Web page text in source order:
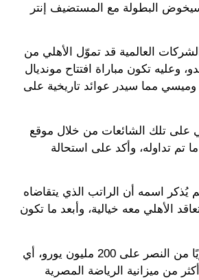
البطولة مع المستضيف إنتر
العالمية قد تموّل الأهلي من
وعليه تكون مباراة افتتاح مونديال
وميسي مما سيدر عوائد تاريخية على
على تلك الشائعات من خلال موقع
تم تداوله، وأكد على استحالة
يُذكر اسمه أن الراتب الذي يتقاضاه
الأهلي معه خيالية، وأبعد ما تكون
ويحصل رونالدو سنويًا من النصر على 200 مليون يورو، أي
أكثر من ميزانية الرياضة المصرية